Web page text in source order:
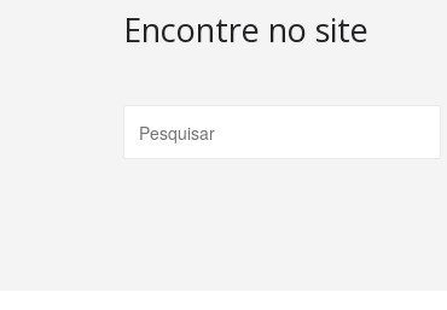
Encontre no site